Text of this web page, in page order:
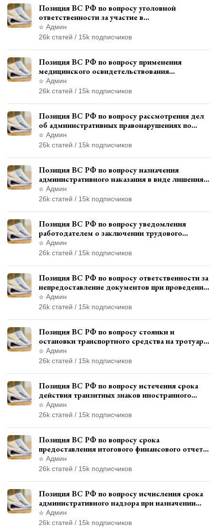
Позиция ВС РФ по вопросу уголовной
ответственности за участие в
террористической организации до
официального признания
Админ
26k статей / 15k подписчиков
Позиция ВС РФ по вопросу применения
медицинского освидетельствования
военнослужащих при увольнении с военной
службы
Админ
26k статей / 15k подписчиков
Позиция ВС РФ по вопросу рассмотрения дел
об административных правонарушениях по
месту жительства и сроков давности
привлечения к ответственности
Админ
26k статей / 15k подписчиков
Позиция ВС РФ по вопросу назначения
административного наказания в виде лишения
права управления транспортными средствами
Админ
26k статей / 15k подписчиков
Позиция ВС РФ по вопросу уведомления
работодателем о заключении трудового
договора с бывшим государственным
служащим
Админ
26k статей / 15k подписчиков
Позиция ВС РФ по вопросу ответственности за
непредоставление документов при проведении
контроля и надзора
Админ
26k статей / 15k подписчиков
Позиция ВС РФ по вопросу стоянки и
остановки транспортного средства на тротуаре
и квалификации административного
правонарушения
Админ
26k статей / 15k подписчиков
Позиция ВС РФ по вопросу истечения срока
действия транзитных знаков иностранного
государства и отсутствия состава
административного правонарушения
Админ
26k статей / 15k подписчиков
Позиция ВС РФ по вопросу срока
предоставления итогового финансового отчета
кандидатом в соответствии с
законодательством о выборах
Админ
26k статей / 15k подписчиков
Позиция ВС РФ по вопросу исчисления срока
административного надзора при назначении
дополнительного наказания, отличного от
ограничения свободы
Админ
26k статей / 15k подписчиков